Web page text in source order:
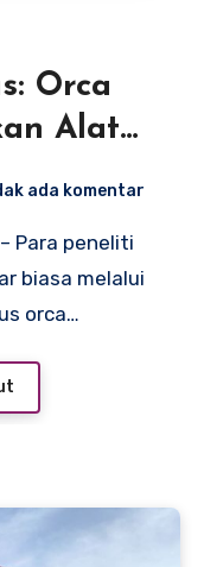
Orca
Alat
di
ada komentar
biasa melalui
orca…